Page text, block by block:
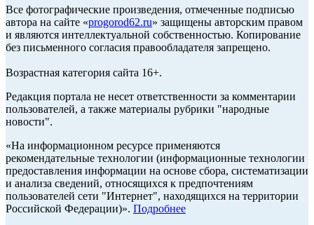
Все фотографические произведения, отмеченные подписью
автора на сайте «progorod62.ru» защищены авторским правом
и являются интеллектуальной собственностью. Копирование
без письменного согласия правообладателя запрещено.
Возрастная категория сайта 16+.
Редакция портала не несет ответственности за комментарии
пользователей, а также материалы рубрики "народные
новости".
«На информационном ресурсе применяются
рекомендательные технологии (информационные технологии
предоставления информации на основе сбора, систематизации
и анализа сведений, относящихся к предпочтениям
пользователей сети "Интернет", находящихся на территории
Российской Федерации)». Подробнее